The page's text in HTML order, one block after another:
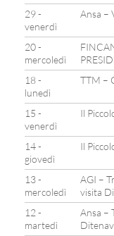
29 -
venerdì
Ansa –
20 -
mercoledì
18 -
lunedì
TTM –
15 -
venerdì
Il
14 -
giovedì
Il
13 -
mercoledì
AGI –
visita
12 -
martedì
Ansa –